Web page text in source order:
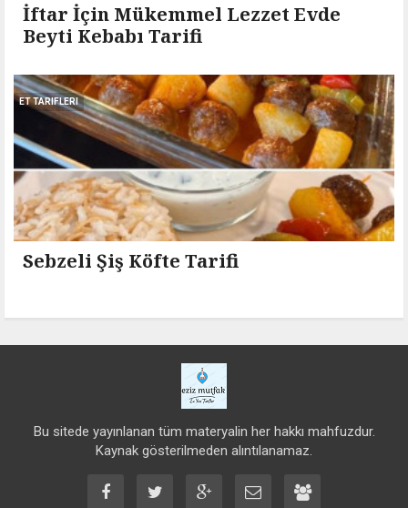
İftar İçin Mükemmel Lezzet Evde
Beyti Kebabı Tarifi
ET TARIFLERI
Sebzeli Şiş Köfte Tarifi
Bu sitede yayınlanan tüm materyalin her hakkı mahfuzdur.
Kaynak gösterilmeden alıntılanamaz.